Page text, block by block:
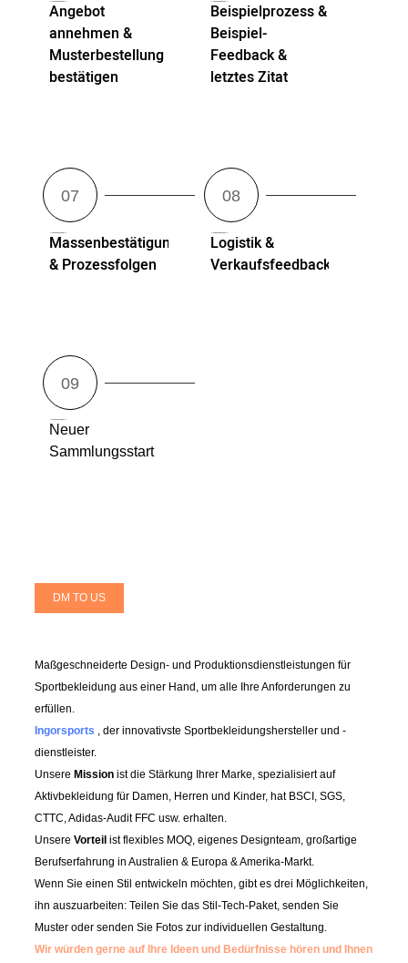
Angebot
annehmen &
Musterbestellung
bestätigen
Beispielprozess &
Beispiel-
Feedback &
letztes Zitat
Massenbestätigung
& Prozessfolgen
Logistik &
Verkaufsfeedback
Neuer
Sammlungsstart
DM TO US
Maßgeschneiderte Design- und Produktionsdienstleistungen für
Sportbekleidung aus einer Hand, um alle Ihre Anforderungen zu
erfüllen.
Ingorsports
, der innovativste Sportbekleidungshersteller und -
dienstleister.
UnsereMissionist die Stärkung Ihrer Marke, spezialisiert auf
Aktivbekleidung für Damen, Herren und Kinder, hat BSCI, SGS,
CTTC, Adidas-Audit FFC usw. erhalten.
UnsereVorteilist flexibles MOQ, eigenes Designteam, großartige
Berufserfahrung in Australien & Europa & Amerika-Markt.
Wenn Sie einen Stil entwickeln möchten, gibt es drei Möglichkeiten,
ihn auszuarbeiten: Teilen Sie das Stil-Tech-Paket, senden Sie
Muster oder senden Sie Fotos zur individuellen Gestaltung.
Wir würden gerne auf Ihre Ideen und Bedürfnisse hören und Ihnen